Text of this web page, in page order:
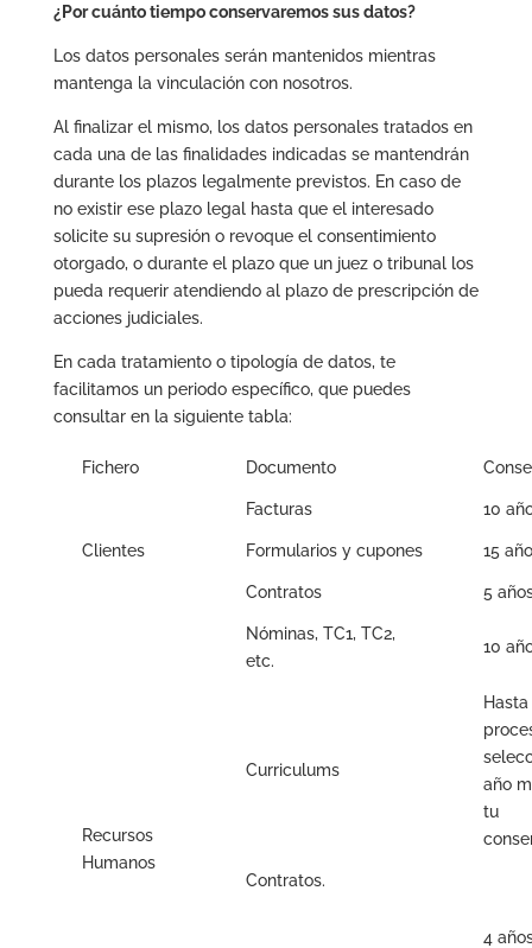
¿Por cuánto tiempo conservaremos sus datos?
Los datos personales serán mantenidos mientras
mantenga la vinculación con nosotros.
Al finalizar el mismo, los datos personales tratados en
cada una de las finalidades indicadas se mantendrán
durante los plazos legalmente previstos. En caso de
no existir ese plazo legal hasta que el interesado
solicite su supresión o revoque el consentimiento
otorgado, o durante el plazo que un juez o tribunal los
pueda requerir atendiendo al plazo de prescripción de
acciones judiciales.
En cada tratamiento o tipología de datos, te
facilitamos un periodo específico, que puedes
consultar en la siguiente tabla:
Fichero Documento
Clientes
Facturas 10
Formularios y cupones 15
Contratos 5
Recursos
Humanos
Nóminas, TC1, TC2,
etc.
10
Curriculums
año
tu
Contratos.
4